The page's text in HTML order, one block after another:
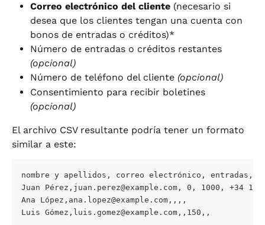
Correo electrónico del cliente (necesario si
desea que los clientes tengan una cuenta con
bonos de entradas o créditos)*
Número de entradas o créditos restantes
(opcional)
Número de teléfono del cliente (opcional)
Consentimiento para recibir boletines
(opcional)
El archivo CSV resultante podría tener un formato
similar a este:
nombre y apellidos, correo electrónico, entradas,
Juan Pérez, juan.perez@example.com , 0, 1000, +34
Ana López, ana.lopez@example.com ,,,,
Luis Gómez, luis.gomez@example.com ,,150,,